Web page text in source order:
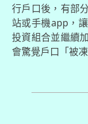
行戶口後，有部
站或手機app，
投資組合並繼續
會驚覺戶口「被